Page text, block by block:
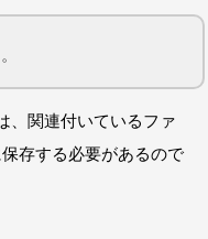
、関連付いているファ
存する必要があるので